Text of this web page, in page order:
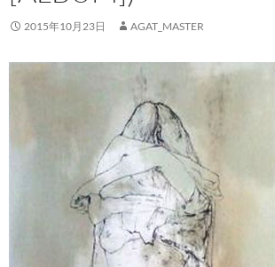
2015年10月23日 AGAT_MASTER